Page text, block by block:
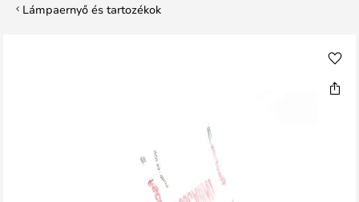
Lámpaernyő és tartozékok